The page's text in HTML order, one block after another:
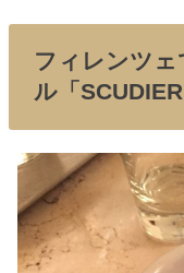
フィレンツ
ル「SCUDIERI